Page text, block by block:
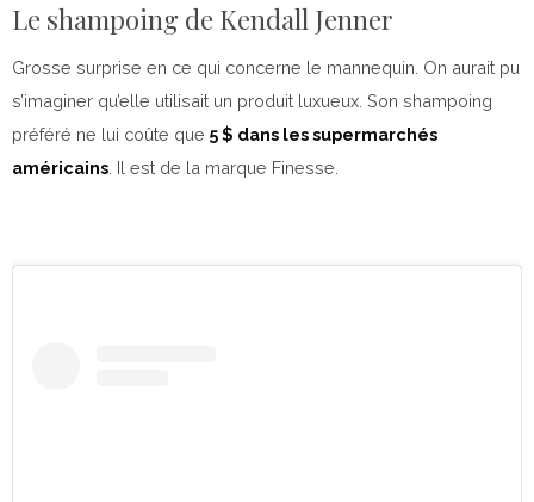
Le shampoing de Kendall Jenner
Grosse surprise en ce qui concerne le mannequin. On aurait pu
s’imaginer qu’elle utilisait un produit luxueux. Son shampoing
préféré ne lui coûte que 5 $ dans les supermarchés
américains . Il est de la marque Finesse.